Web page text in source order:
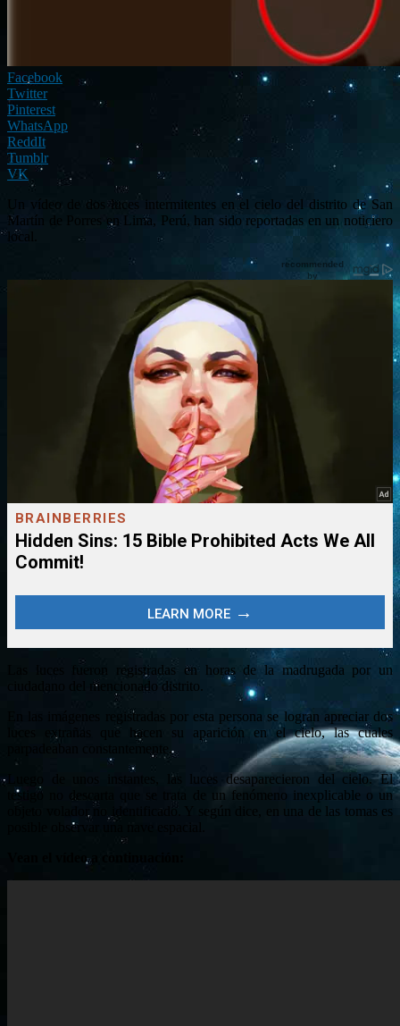
Facebook
Twitter
Pinterest
WhatsApp
ReddIt
Tumblr
VK
Un vídeo de dos luces intermitentes en el cielo del distrito de San
Martín de Porres en Lima, Perú, han sido reportadas en un noticiero
local.
Las luces fueron registradas en horas de la madrugada por un
ciudadano del mencionado distrito.
En las imágenes registradas por esta persona se logran apreciar dos
luces extrañas que hacen su aparición en el cielo, las cuales
parpadeaban constantemente.
Luego de unos instantes, las luces desaparecieron del cielo. El
testigo no descarta que se trata de un fenómeno inexplicable o un
objeto volador no identificado. Y según dice, en una de las tomas es
posible observar una nave espacial.
Vean el vídeo a continuación: